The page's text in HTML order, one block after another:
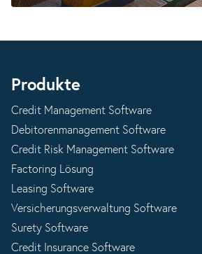
Produkte
Credit Management Software
Debitorenmanagement Software
Credit Risk Management Software
Factoring Lösung
Leasing Software
Versicherungsverwaltung Software
Surety Software
Credit Insurance Software